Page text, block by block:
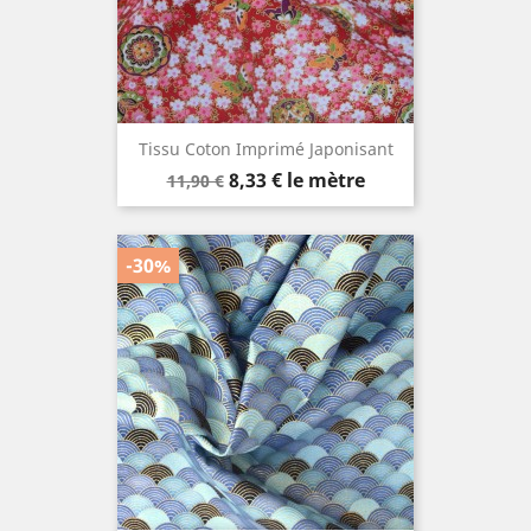
Tissu Coton Imprimé Japonisant
Prix
de
11,90 € Prix
8,33 € le mètre
-30%